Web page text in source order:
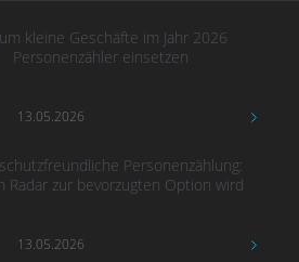
kleine Geschäfte im Jahr 2026
Personenzähler einsetzen
13.05.2026
Personenzählung:
Radar zur bevorzugten Option wird
13.05.2026